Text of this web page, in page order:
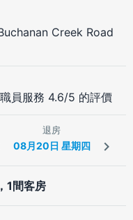
Creek Road
員服務 4.6/5 的評價
退房
1間客房